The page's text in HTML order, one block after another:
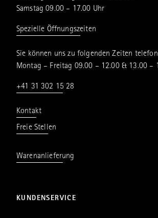
Samstag 09.00 – 17.00 Uhr
Spezielle Öffnungszeiten
Sie können uns zu folgenden Zeiten
Montag – Freitag 09.00 – 12.00 & 13.00 –
+41 31 302 15 28
Kontakt
Freie Stellen
Warenanlieferung
KUNDENSERVICE